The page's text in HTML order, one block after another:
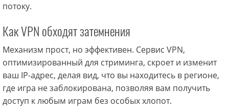
потоку.
Как VPN обходят затемнения
Механизм прост, но эффективен. Сервис VPN,
оптимизированный для стриминга, скроет и изменит
ваш IP-адрес, делая вид, что вы находитесь в регионе,
где игра не заблокирована, позволяя вам получить
доступ к любым играм без особых хлопот.